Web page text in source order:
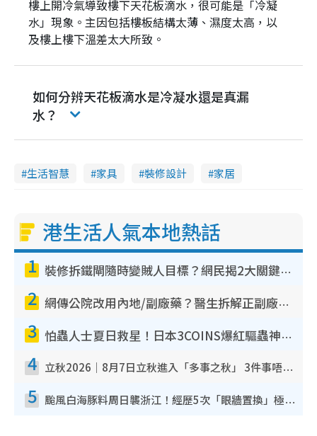
樓上開冷氣導致樓下天花板滴水，很可能是「冷凝
水」現象。主因包括樓板結構太薄、濕度太高，以
及樓上樓下溫差太大所致。
如何分辨天花板滴水是冷凝水還是真漏
水？
生活智慧 家具 裝修設計 家居
港生活人氣本地熱話
1 裝修拆鐵閘隨時變賊人目標？網民揭2大關鍵用途：裝新式等於白裝？附新舊鐵閘分別
2 網傳公院改用內地/副廠藥？醫生拆解正副廠分別 揭4類人換藥隨時出事
3 怕蟲人士夏日救星！日本3COINS爆紅驅蟲神器$45起 1招「全程免觸碰」輕鬆搞定小強
4 立秋2026｜8月7日立秋進入「多事之秋」 3件事唔做得！專家教6招開運 清枱頭／銀包納氣接好運
5 颱風白海豚料周日襲浙江！經歷5次「眼牆置換」極罕見 成登陸內地最長途颱風